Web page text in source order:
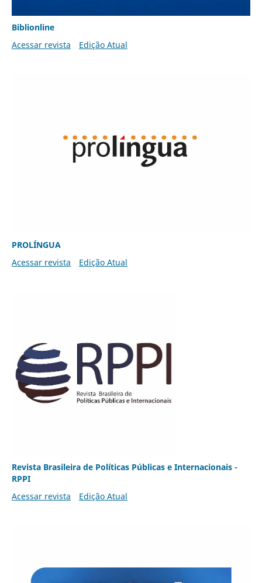
Biblionline
Acessar revista
Edição Atual
PROLÍNGUA
Acessar revista
Edição Atual
Revista Brasileira de Políticas Públicas e Internacionais -
RPPI
Acessar revista
Edição Atual